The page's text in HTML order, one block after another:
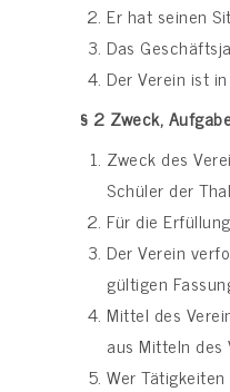
Er hat seinen
Das
Der Verein ist
§ 2 Zweck,
Zweck des
Schüler der
Für die
Der Verein
gültigen
Mittel des
aus Mitteln
Wer